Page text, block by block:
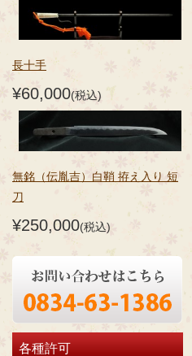
長十手
¥60,000(税込)
無銘（伝胤吉）白鞘 拵え入り 短
刀
¥250,000(税込)
各種許可